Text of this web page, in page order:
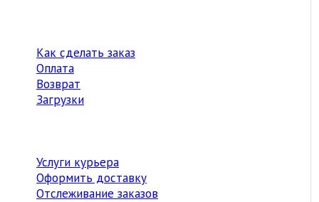
Как сделать заказ
Оплата
Возврат
Загрузки
Услуги курьера
Оформить доставку
Отслеживание заказов